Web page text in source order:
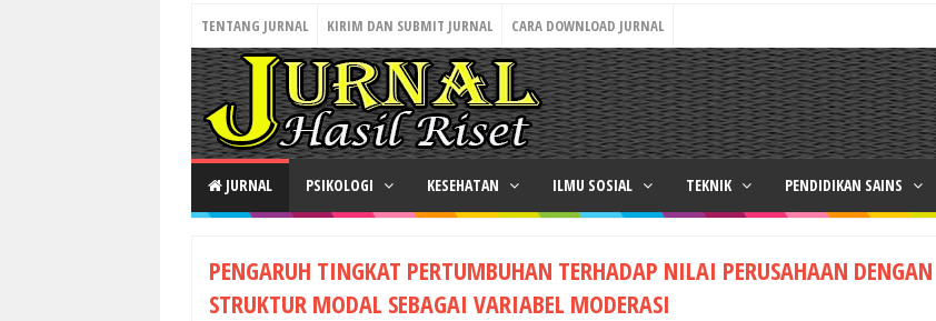
TENTANG JURNAL KIRIM DAN SUBMIT JURNAL CARA DOWNLOAD JURNAL
JURNAL PSIKOLOGI KESEHATAN ILMU SOSIAL TEKNIK PENDIDIKAN SAINS
PENGARUH TINGKAT PERTUMBUHAN TERHADAP NILAI PERUSAHAAN DENGAN
STRUKTUR MODAL SEBAGAI VARIABEL MODERASI